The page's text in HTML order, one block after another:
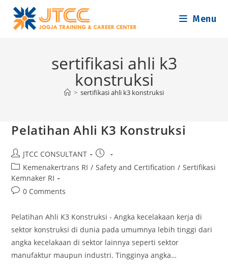
content
Menu
sertifikasi ahli k3
konstruksi
> sertifikasi ahli k3 konstruksi
Pelatihan Ahli K3 Konstruksi
Post
author:
JTCC CONSULTANT
Post
published:
Post
category:
Kemenakertrans RI / Safety and Certification / Sertifikasi
Kemnaker RI
Post0 Comments
Pelatihan Ahli K3 Konstruksi - Angka kecelakaan kerja di
sektor konstruksi di dunia pada umumnya lebih tinggi dari
angka kecelakaan di sektor lainnya seperti sektor
manufaktur maupun industri. Tingginya angka…